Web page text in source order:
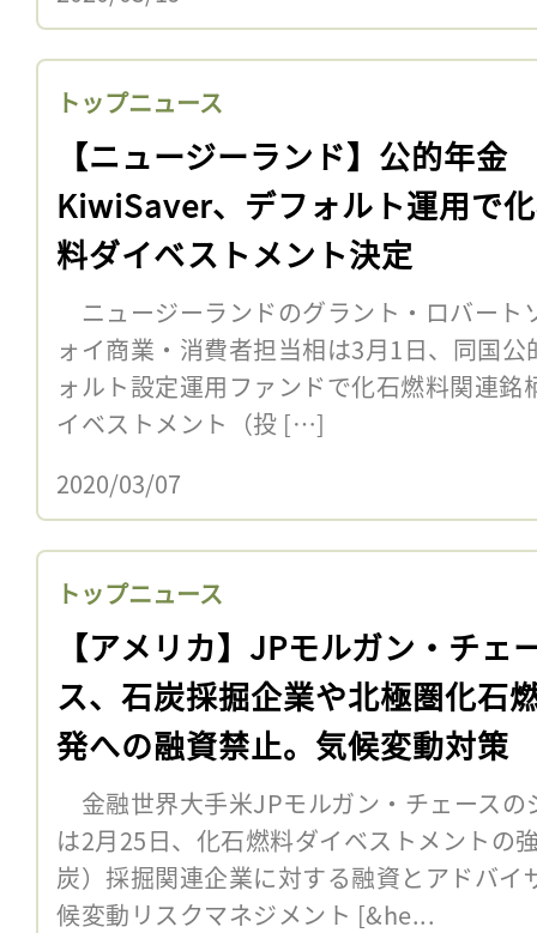
トップニュース
【ニュージーランド】公的年金
KiwiSaver、デフォルト運用で
料ダイベストメント決定
ニュージーランドのグラント・ロバート
ォイ商業・消費者担当相は3月1日、同国
ォルト設定運用ファンドで化石燃料関連
イベストメント（投 […]
2020/03/07
トップニュース
【アメリカ】JPモルガン・チェ
ス、石炭採掘企業や北極圏化石
発への融資禁止。気候変動対策
金融世界大手米JPモルガン・チェースの
は2月25日、化石燃料ダイベストメントの
炭）採掘関連企業に対する融資とアドバ
候変動リスクマネジメント [&he...